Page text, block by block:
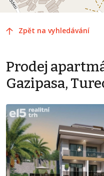
Zpět na vyhledávání
Prodej
Gazipasa,